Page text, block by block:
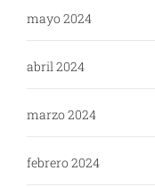
mayo 2024
abril 2024
marzo 2024
febrero 2024